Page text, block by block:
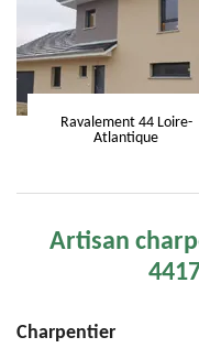
Ravalement 44 Loire-
Atlantique
Artisan
Charpentier